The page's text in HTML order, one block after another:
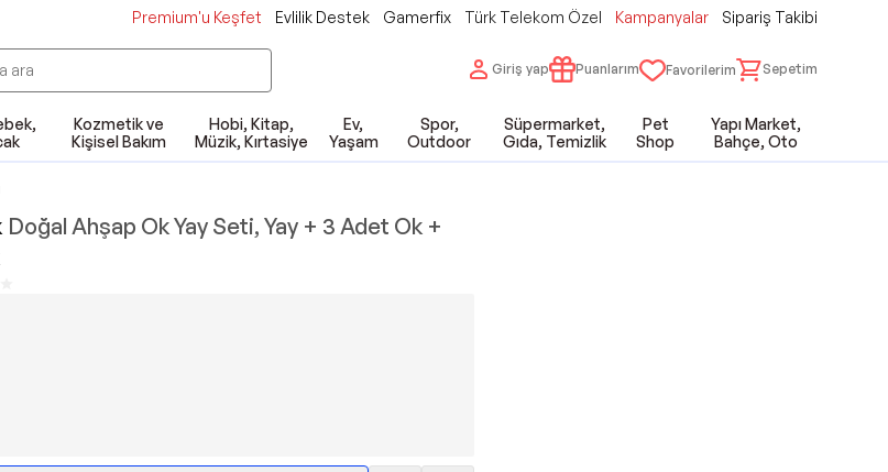
Premium'u Keşfet Evlilik Destek Gamerfix Türk Telekom Özel Kampanyalar Sipariş Takibi
Giriş yap Puanlarım Favorilerim Sepetim
Kozmetik ve
Kişisel Bakım
Hobi, Kitap,
Müzik, Kırtasiye
Ev,
Yaşam
Spor,
Outdoor
Süpermarket,
Gıda, Temizlik
Pet
Shop
Yapı Market,
Bahçe, Oto
Doğal Ahşap Ok Yay Seti, Yay + 3 Adet Ok +